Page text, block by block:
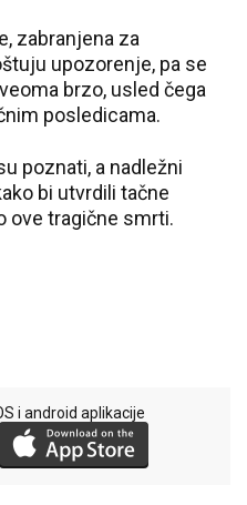
zabranjena za
upozorenje, pa se
brzo, usled čega
posledicama.
poznati, a nadležni
bi utvrdili tačne
ove tragične smrti.
i android aplikacije